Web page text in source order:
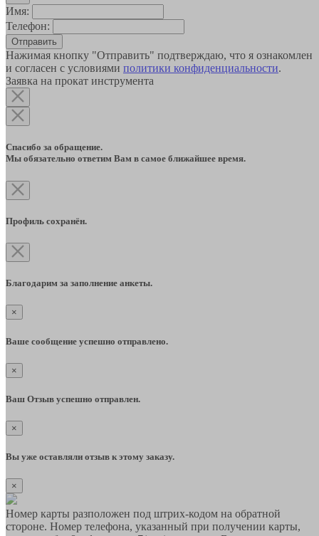
Имя:
Телефон:
Отправить
Нажимая кнопку "Отправить" подтверждаю, что я ознакомлен
и согласен с условиями политики конфиденциальности.
Заявка на прокат инструмента
Спасибо за обращение.
Мы обязательно ответим Вам в самое ближайшее время.
Профиль сохранён.
Благодарим за заполнение анкеты.
×
Ваше сообщение успешно отправлено.
×
Ваш Отзыв успешно отправлен.
×
Вы уже оставляли отзыв к этому заказу.
×
Номер карты разположен под штрих-кодом на обратной
стороне. Номер телефона, указанный при получении карты,